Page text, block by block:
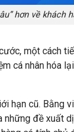
hơn về khách
một cách
cá nhân hóa
hạn cũ. Bằng
đề xuất